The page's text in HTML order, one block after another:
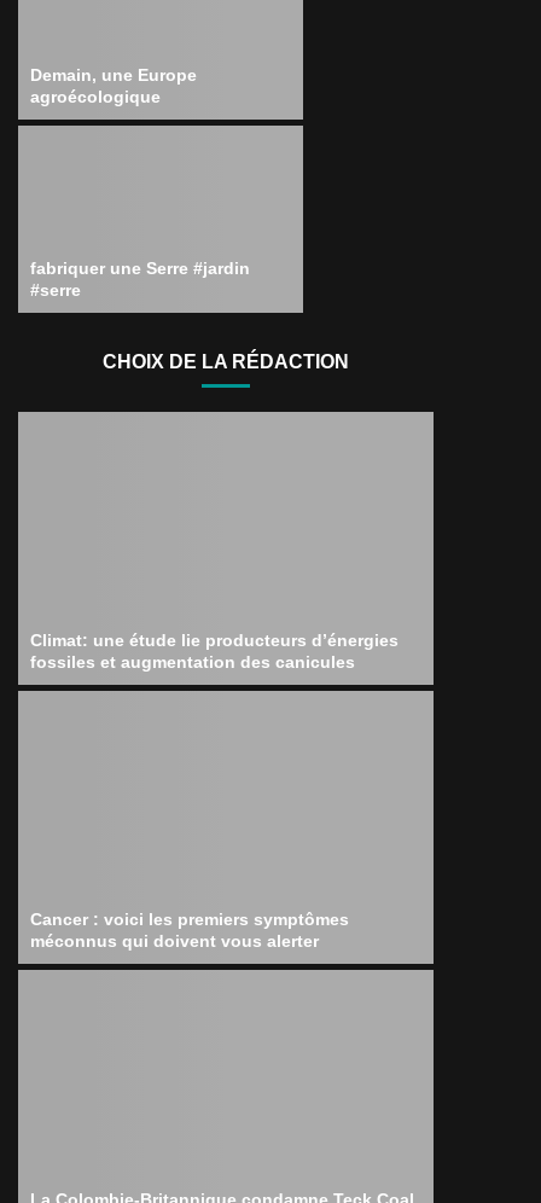
Demain, une Europe
agroécologique
fabriquer une Serre #jardin
#serre
CHOIX DE LA RÉDACTION
Climat: une étude lie producteurs d’énergies
fossiles et augmentation des canicules
Cancer : voici les premiers symptômes
méconnus qui doivent vous alerter
La Colombie-Britannique condamne Teck Coal